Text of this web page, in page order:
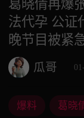
葛晓倩再爆
法代孕 公证
晚节目被紧
瓜哥
爆料 葛晓